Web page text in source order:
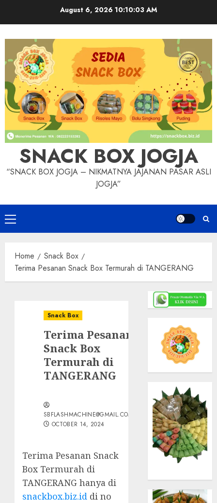
August 6, 2026 10:10:05 AM
SNACK BOX JOGJA
“SNACK BOX JOGJA – NIKMATNYA JAJANAN PASAR ASLI
JOGJA”
Primary
Menu
Home
Snack Box
Terima Pesanan Snack Box Termurah di TANGERANG
Snack Box
Terima Pesanan
Snack Box
Termurah di
TANGERANG
SBFLASHMACHINE@GMAIL.COM
OCTOBER 14, 2024
Terima Pesanan Snack
Box Termurah di
TANGERANG hanya di
snackbox.biz.id di no